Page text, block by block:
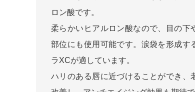
ロン酸です。
柔らかいヒアルロン酸なので、目の下
部位にも使用可能です。涙袋を形成す
ラXCが適しています。
ハリのある唇に近づけることができ、